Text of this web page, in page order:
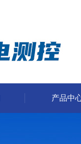
产品中